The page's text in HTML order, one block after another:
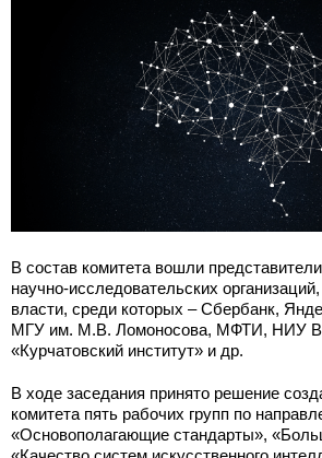
В состав комитета вошли
научно-исследовательских
власти, среди которых – Сбербанк,
МГУ им. М.В. Ломоносова, МФТИ, НИУ
«Курчатовский институт» и др.
В ходе заседания принято решение
комитета пять рабочих групп по
«Основополагающие стандарты»,